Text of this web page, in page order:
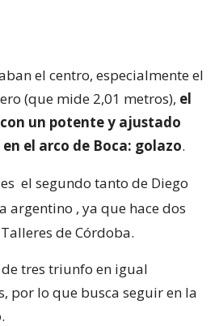
el centro, especialmente el
(que mide 2,01 metros), el
un potente y ajustado
el arco de Boca: golazo.
el segundo tanto de Diego
argentino , ya que hace dos
de Córdoba.
de tres triunfo en igual
por lo que busca seguir en la